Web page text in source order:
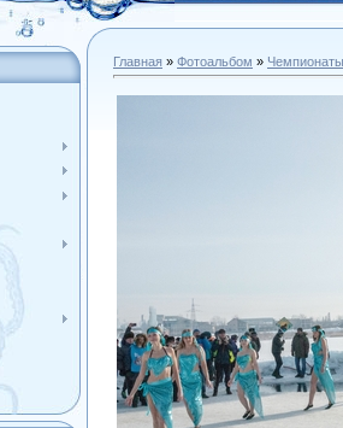
Главная » Фотоальбом » Чемпионаты